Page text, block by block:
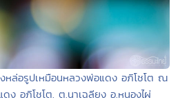
หล่อรูปเหมือนหลวงพ่อแดง อภิโชโต ณ
ง อภิโชโต. ต.นาเฉลียง อ.หนองไผ่